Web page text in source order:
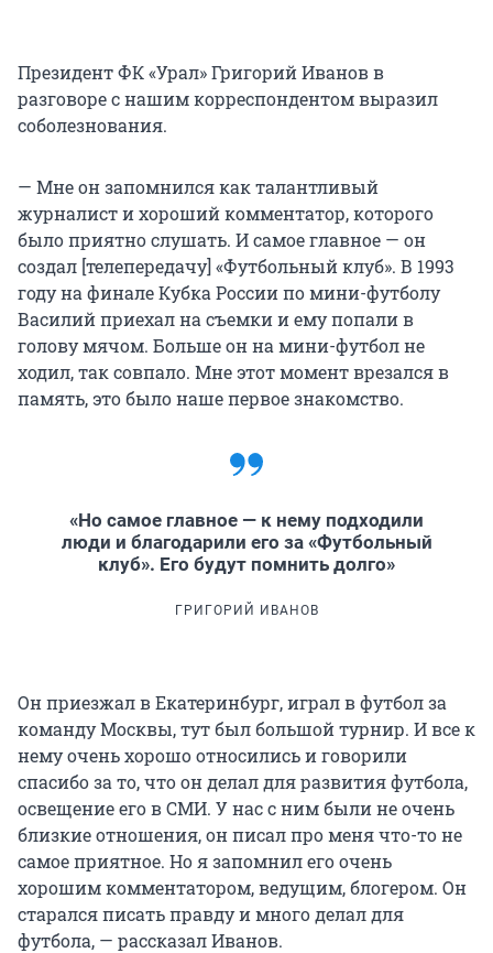
Президент ФК «Урал» Григорий Иванов в
разговоре с нашим корреспондентом выразил
соболезнования.
— Мне он запомнился как талантливый
журналист и хороший комментатор, которого
было приятно слушать. И самое главное — он
создал [телепередачу] «Футбольный клуб». В 1993
году на финале Кубка России по мини-футболу
Василий приехал на съемки и ему попали в
голову мячом. Больше он на мини-футбол не
ходил, так совпало. Мне этот момент врезался в
память, это было наше первое знакомство.
«Но самое главное — к нему подходили
люди и благодарили его за «Футбольный
клуб». Его будут помнить долго»
ГРИГОРИЙ ИВАНОВ
Он приезжал в Екатеринбург, играл в футбол за
команду Москвы, тут был большой турнир. И все к
нему очень хорошо относились и говорили
спасибо за то, что он делал для развития футбола,
освещение его в СМИ. У нас с ним были не очень
близкие отношения, он писал про меня что-то не
самое приятное. Но я запомнил его очень
хорошим комментатором, ведущим, блогером. Он
старался писать правду и много делал для
футбола, — рассказал Иванов.